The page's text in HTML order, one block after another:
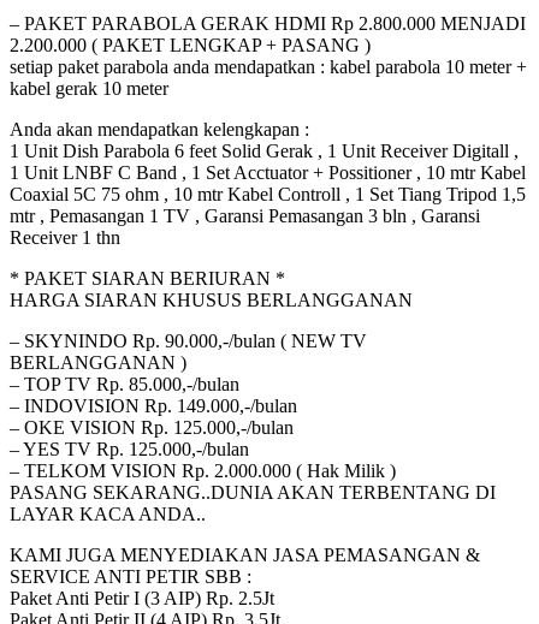
– PAKET PARABOLA GERAK HDMI Rp 2.800.000 MENJADI
2.200.000 ( PAKET LENGKAP + PASANG )
setiap paket parabola anda mendapatkan : kabel parabola 10 meter +
kabel gerak 10 meter
Anda akan mendapatkan kelengkapan :
1 Unit Dish Parabola 6 feet Solid Gerak , 1 Unit Receiver Digitall ,
1 Unit LNBF C Band , 1 Set Acctuator + Possitioner , 10 mtr Kabel
Coaxial 5C 75 ohm , 10 mtr Kabel Controll , 1 Set Tiang Tripod 1,5
mtr , Pemasangan 1 TV , Garansi Pemasangan 3 bln , Garansi
Receiver 1 thn
* PAKET SIARAN BERIURAN *
HARGA SIARAN KHUSUS BERLANGGANAN
– SKYNINDO Rp. 90.000,-/bulan ( NEW TV
BERLANGGANAN )
– TOP TV Rp. 85.000,-/bulan
– INDOVISION Rp. 149.000,-/bulan
– OKE VISION Rp. 125.000,-/bulan
– YES TV Rp. 125.000,-/bulan
– TELKOM VISION Rp. 2.000.000 ( Hak Milik )
PASANG SEKARANG..DUNIA AKAN TERBENTANG DI
LAYAR KACA ANDA..
KAMI JUGA MENYEDIAKAN JASA PEMASANGAN &
SERVICE ANTI PETIR SBB :
Paket Anti Petir I (3 AIP) Rp. 2.5Jt
Paket Anti Petir II (4 AIP) Rp. 3.5Jt